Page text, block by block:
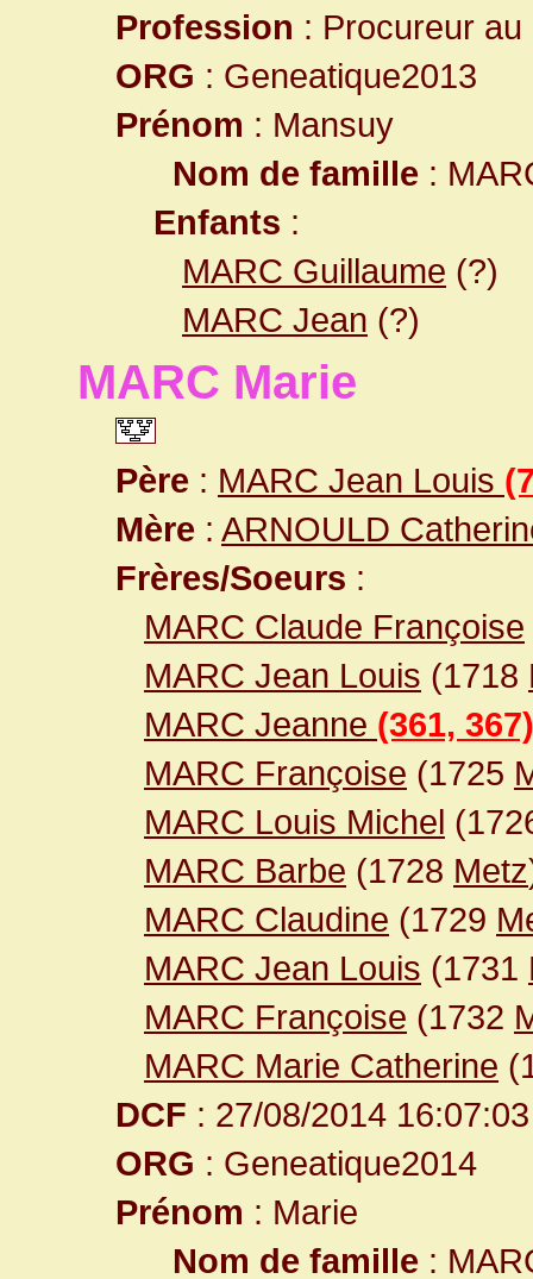
Profession : Procureur au
ORG : Geneatique2013
Prénom : Mansuy
Nom de famille :
Enfants :
MARC Guillaume (?)
MARC Jean (?)
MARC Marie
Père : MARC Jean Louis
Mère : ARNOULD
Frères/Soeurs :
MARC Claude Françoise
MARC Jean Louis (1718
MARC Jeanne (361, 367)
MARC Françoise (1725
MARC Louis Michel
MARC Barbe (1728 Metz
MARC Claudine (1729
MARC Jean Louis (1731
MARC Françoise (1732
MARC Marie Catherine
DCF : 27/08/2014 16:07:03
ORG : Geneatique2014
Prénom : Marie
Nom de famille :